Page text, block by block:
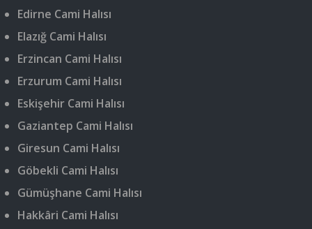
Edirne Cami Halısı
Elazığ Cami Halısı
Erzincan Cami Halısı
Erzurum Cami Halısı
Eskişehir Cami Halısı
Gaziantep Cami Halısı
Giresun Cami Halısı
Göbekli Cami Halısı
Gümüşhane Cami Halısı
Hakkâri Cami Halısı